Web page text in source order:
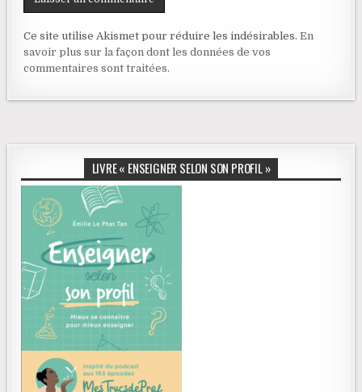
Ce site utilise Akismet pour réduire les indésirables.En
savoir plus sur la façon dont les données de vos
commentaires sont traitées.
LIVRE « ENSEIGNER SELON SON PROFIL »